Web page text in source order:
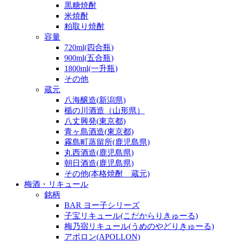
黒糖焼酎
米焼酎
粕取り焼酎
容量
720ml(四合瓶)
900ml(五合瓶)
1800ml(一升瓶)
その他
蔵元
八海醸造(新潟県)
楯の川酒造（山形県）
八丈興発(東京都)
青ヶ島酒造(東京都)
霧島町蒸留所(鹿児島県)
丸西酒造(鹿児島県)
朝日酒造(鹿児島県)
その他(本格焼酎 蔵元)
梅酒・リキュール
銘柄
BAR ヨー子シリーズ
子宝リキュール(こだからりきゅーる)
梅乃宿リキュール(うめのやどりきゅーる)
アポロン(APOLLON)